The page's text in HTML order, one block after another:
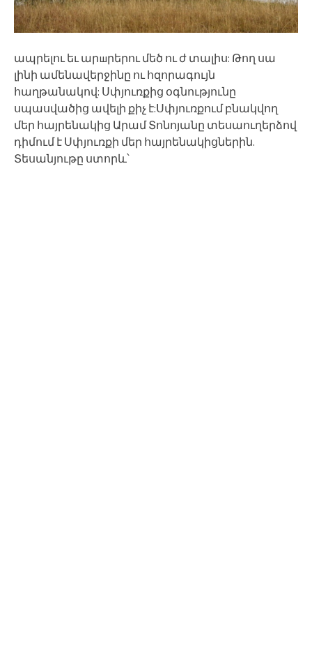
ապրելու եւ արшրերու մեծ ու ժ տալիս: Թող սա
լինի ամենավերջինը ու հզորագույն
հաղթանակով: Սփյուռքից օգնությունը
սպասվածից ավելի քիչ է:Սփյուռքում բնակվող
մեր հայրենակից Արամ Տոնոյանը տեսաուղերձով
դիմում է Սփյուռքի մեր հայրենակիցներին.
Տեսանյութը ստորև՝